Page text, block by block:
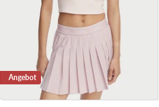
Produkte:
Angebot